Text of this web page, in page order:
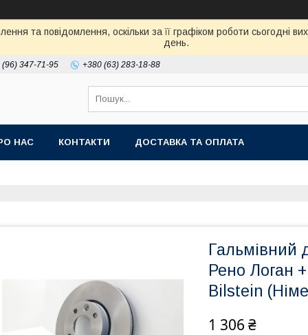
та повідомлення, оскільки за її графіком роботи сьогодні
день.
(96) 347-71-95 +380 (63) 283-18-88
НАС КОНТАКТИ ДОСТАВКА ТА ОПЛАТА
Гальмівний
Рено Логан
Bilstein
1 306 ₴